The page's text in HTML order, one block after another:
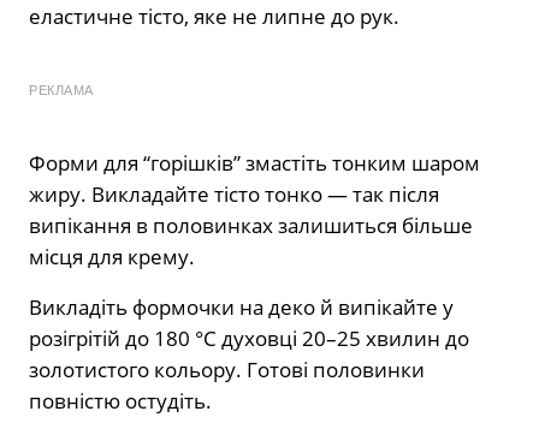
еластичне тісто, яке не липне до рук.
РЕКЛАМА
Форми для “горішків” змастіть тонким шаром
жиру. Викладайте тісто тонко — так після
випікання в половинках залишиться більше
місця для крему.
Викладіть формочки на деко й випікайте у
розігрітій до 180 °C духовці 20–25 хвилин до
золотистого кольору. Готові половинки
повністю остудіть.